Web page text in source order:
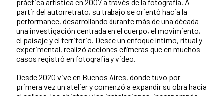
práctica artística en 2007 a través de la fotografía. A
partir del autorretrato, su trabajo se orientó hacia la
performance, desarrollando durante más de una década
una investigación centrada en el cuerpo, el movimiento,
el paisaje y el territorio. Desde un enfoque íntimo, ritual y
experimental, realizó acciones efímeras que en muchos
casos registró en fotografía y video.
Desde 2020 vive en Buenos Aires, donde tuvo por
primera vez un atelier y comenzó a expandir su obra hacia